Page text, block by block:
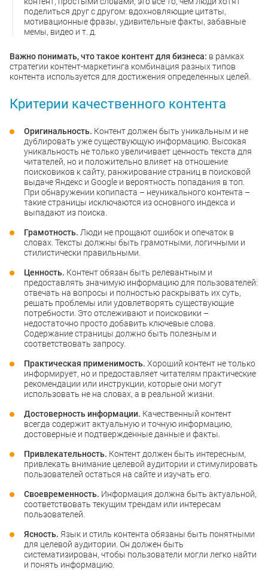
поделиться друг с другом: вдохновляющие цитаты,
мотивационные фразы, удивительные факты, забавные
мемы, видео и т. д.
Важно понимать, что такое контент для бизнеса: в рамках
стратегии контент-маркетинга комбинация разных типов
контента используется для достижения определенных целей.
Критерии качественного контента
Оригинальность. Контент должен быть уникальным и не
дублировать уже существующую информацию. Высокая
уникальность не только увеличивает ценность текста для
читателей, но и положительно влияет на отношение
поисковиков к сайту, ранжирование страниц в поисковой
выдаче Яндекс и Google и вероятность попадания в топ.
При обнаружении копипаста – неуникального контента –
такие страницы исключаются из основного индекса и
выпадают из поиска.
Грамотность. Люди не прощают ошибок и опечаток в
словах. Тексты должны быть грамотными, логичными и
стилистически правильными.
Ценность. Контент обязан быть релевантным и
предоставлять значимую информацию для пользователей:
отвечать на вопросы и полностью раскрывать их суть,
решать проблемы или удовлетворять существующие
потребности. Это отслеживают и поисковики –
недостаточно просто добавить ключевые слова.
Содержание страницы должно быть полезным и
соответствовать запросу.
Практическая применимость. Хороший контент не только
информирует, но и предоставляет читателям практические
рекомендации или инструкции, которые они могут
использовать не на словах, а в реальной жизни.
Достоверность информации. Качественный контент
всегда содержит актуальную и точную информацию,
достоверные и подтвержденные данные и факты.
Привлекательность. Контент должен быть интересным,
привлекать внимание целевой аудитории и стимулировать
пользователей остаться на сайте и изучать его.
Своевременность. Информация должна быть актуальной,
соответствовать текущим трендам или интересам
пользователей.
Ясность. Язык и стиль контента обязаны быть понятными
для целевой аудитории. Он должен быть
систематизирован, чтобы пользователи могли легко найти
и понять информацию.